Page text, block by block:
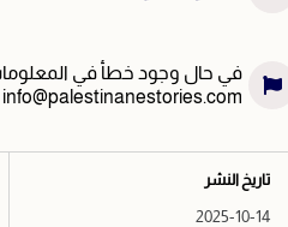
في حال وجود خطأ في
info@palestinanestories.com
تاريخ النشر
2025-10-14